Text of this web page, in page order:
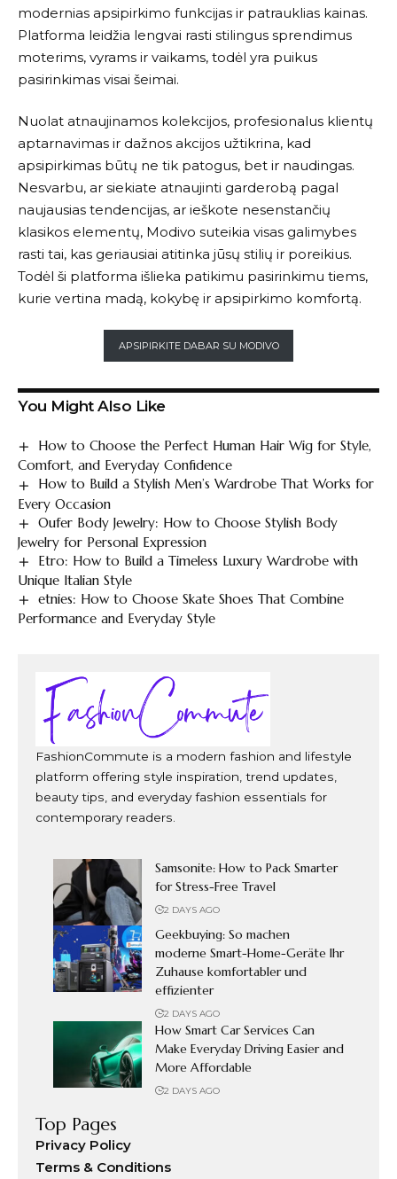
modernias apsipirkimo funkcijas ir patrauklias kainas.
Platforma leidžia lengvai rasti stilingus sprendimus
moterims, vyrams ir vaikams, todėl yra puikus
pasirinkimas visai šeimai.
Nuolat atnaujinamos kolekcijos, profesionalus klientų
aptarnavimas ir dažnos akcijos užtikrina, kad
apsipirkimas būtų ne tik patogus, bet ir naudingas.
Nesvarbu, ar siekiate atnaujinti garderobą pagal
naujausias tendencijas, ar ieškote nesenstančių
klasikos elementų, Modivo suteikia visas galimybes
rasti tai, kas geriausiai atitinka jūsų stilių ir poreikius.
Todėl ši platforma išlieka patikimu pasirinkimu tiems,
kurie vertina madą, kokybę ir apsipirkimo komfortą.
APSIPIRKITE DABAR SU MODIVO
You Might Also Like
How to Choose the Perfect Human Hair Wig for Style,
Comfort, and Everyday Confidence
How to Build a Stylish Men’s Wardrobe That Works for
Every Occasion
Oufer Body Jewelry: How to Choose Stylish Body
Jewelry for Personal Expression
Etro: How to Build a Timeless Luxury Wardrobe with
Unique Italian Style
etnies: How to Choose Skate Shoes That Combine
Performance and Everyday Style
FashionCommute is a modern fashion and lifestyle
platform offering style inspiration, trend updates,
beauty tips, and everyday fashion essentials for
contemporary readers.
Samsonite: How to Pack Smarter
for Stress-Free Travel
2 DAYS AGO
Geekbuying: So machen
moderne Smart-Home-Geräte Ihr
Zuhause komfortabler und
effizienter
2 DAYS AGO
How Smart Car Services Can
Make Everyday Driving Easier and
More Affordable
2 DAYS AGO
Top Pages
Privacy Policy
Terms & Conditions